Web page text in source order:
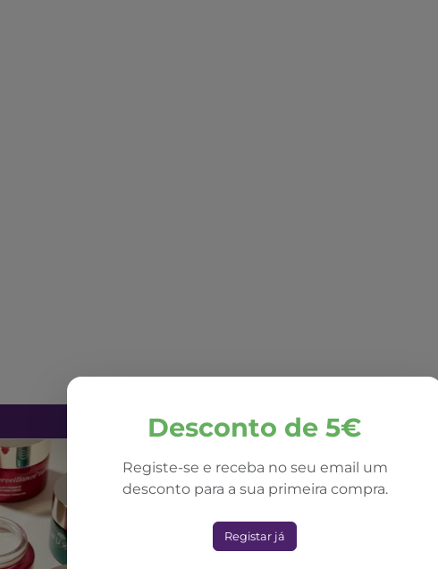
Desconto de 5€
Registe-se e receba no seu email um
desconto para a sua primeira compra.
Registar já